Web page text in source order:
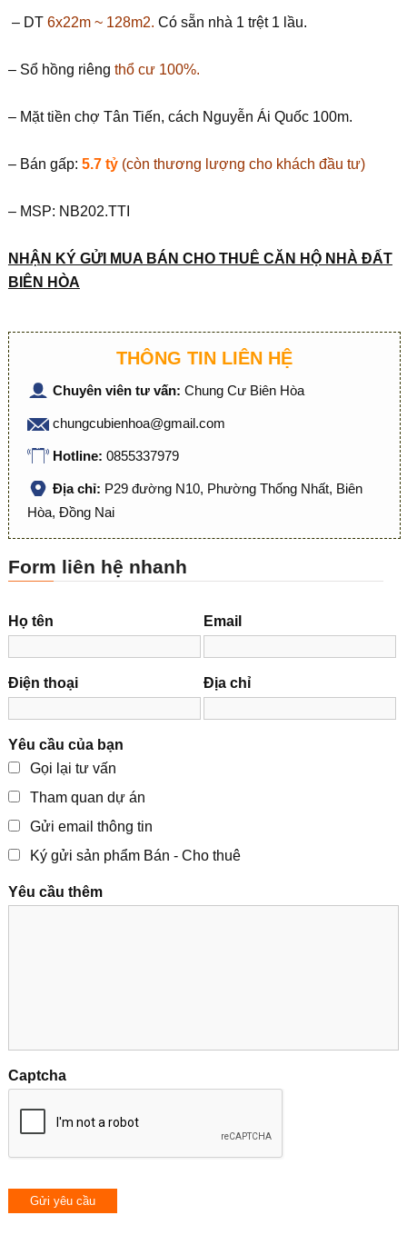
– DT 6x22m ~ 128m2. Có sẵn nhà 1 trệt 1 lầu.
– Sổ hồng riêng thổ cư 100%.
– Mặt tiền chợ Tân Tiến, cách Nguyễn Ái Quốc 100m.
– Bán gấp: 5.7 tỷ (còn thương lượng cho khách đầu tư)
– MSP: NB202.TTI
NHẬN KÝ GỬI MUA BÁN CHO THUÊ CĂN HỘ NHÀ ĐẤT
BIÊN HÒA
THÔNG TIN LIÊN HỆ
Chuyên viên tư vấn: Chung Cư Biên Hòa
chungcubienhoa@gmail.com
Hotline: 0855337979
Địa chỉ: P29 đường N10, Phường Thống Nhất, Biên
Hòa, Đồng Nai
Form liên hệ nhanh
Họ tên Email
Điện thoại Địa chỉ
Yêu cầu của bạn
Gọi lại tư vấn
Tham quan dự án
Gửi email thông tin
Ký gửi sản phẩm Bán - Cho thuê
Yêu cầu thêm
Captcha